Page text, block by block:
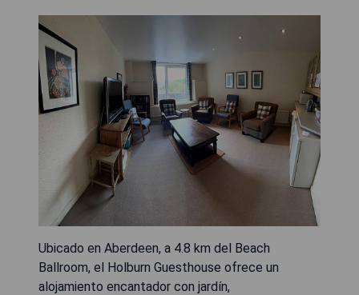
Ubicado en Aberdeen, a 4.8 km del Beach
Ballroom, el Holburn Guesthouse ofrece un
alojamiento encantador con jardín,